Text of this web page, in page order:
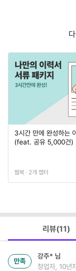
3시간 만에 완성하는
(feat. 공유 5,000건)
웹북 · 2개 챕터
리뷰(11)
만족
강주* 님
창업자, 10년